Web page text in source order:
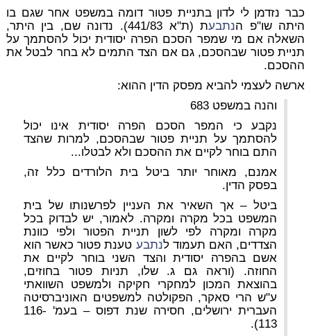
כבר נזדמן לי לדון בתניית פטור דומה במשפט אחר שגם בו
היתה שו"פ הנתבע
ת (ת"א 441/83). נדונה שם, בין היתר,
השאלה אם מי שמפר הסכם הפרה יסודית יכול להסתמך על
תניית פטור שבהסכם, גם אם הצד התמים לא בחר לבטל את
ההסכם.
ארשה לעצמי להביא מפסק הדין ההוא:
והנה במשפט 683
נקבע כי המפר הסכם הפרה יסודית אינו יכול
להסתמך על תניית פטור שבהסכם, למרות שהצד
התם בוחר לקיים את ההסכם ולא לבטלו...
אמנם, מאוחר יותר ביטל בית הלורדים כלל זה,
בפסק הדין.
ביטל – אך השאיר את העניין לפרשנותו של בית
המשפט בכל מקרה ומקרה. לאמור, יש לבדוק בכל
מקרה ומקרה לפי לשון תניית הפטור ולפי כוונת
הצדדים, האם תעמוד לנתבע טענת פטור כאשר הוא
אשם בהפרה יסודית והצד השני בוחר לקיים את
החוזה. (וראה גם ג. שלו, תניות פטור בחוזים,
בהוצאת המכון למחקרי חקיקה ולמשפט השוואתי
ע"ש הרי סאקר, הפקולטה למשפטים האוניברסיטה
העברית ירושלים, חסירה שנת דפוס – בעמ' 116-
113).